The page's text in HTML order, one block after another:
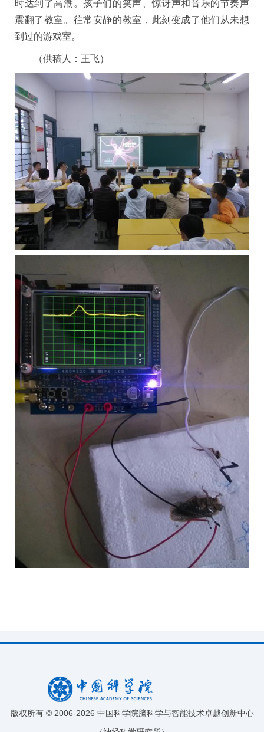
时达到了高潮。孩子们的笑声、惊讶声和音乐的节奏声
震翻了教室。往常安静的教室，此刻变成了他们从未想
到过的游戏室。
（供稿人：王飞）
版权所有 © 2006-2026 中国科学院脑科学与智能技术卓越创新中心